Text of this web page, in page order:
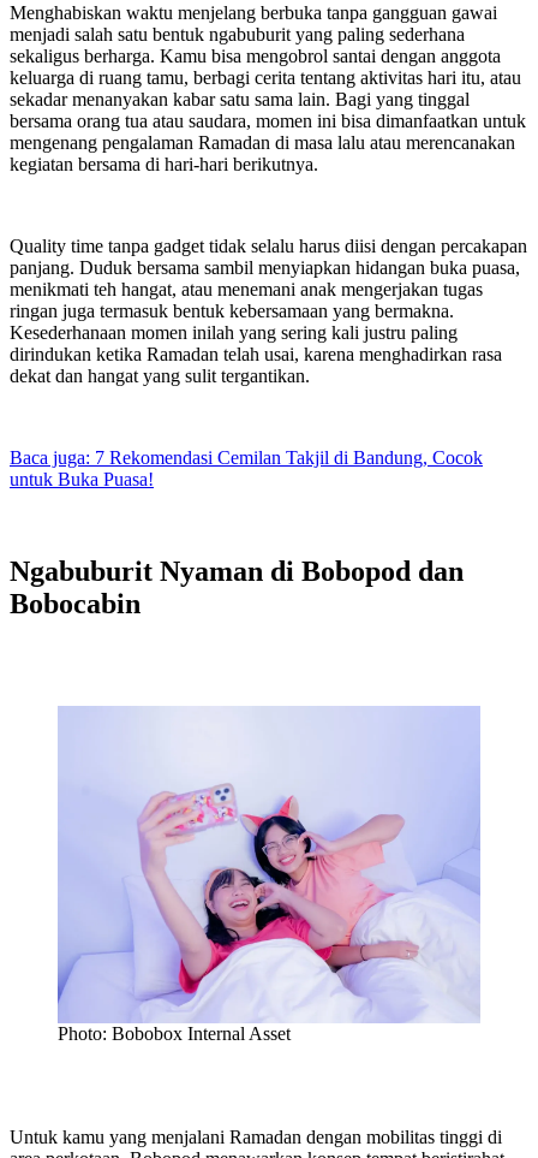
Menghabiskan waktu menjelang berbuka tanpa gangguan gawai
menjadi salah satu bentuk ngabuburit yang paling sederhana
sekaligus berharga. Kamu bisa mengobrol santai dengan anggota
keluarga di ruang tamu, berbagi cerita tentang aktivitas hari itu, atau
sekadar menanyakan kabar satu sama lain. Bagi yang tinggal
bersama orang tua atau saudara, momen ini bisa dimanfaatkan untuk
mengenang pengalaman Ramadan di masa lalu atau merencanakan
kegiatan bersama di hari-hari berikutnya.
Quality time tanpa gadget tidak selalu harus diisi dengan percakapan
panjang. Duduk bersama sambil menyiapkan hidangan buka puasa,
menikmati teh hangat, atau menemani anak mengerjakan tugas
ringan juga termasuk bentuk kebersamaan yang bermakna.
Kesederhanaan momen inilah yang sering kali justru paling
dirindukan ketika Ramadan telah usai, karena menghadirkan rasa
dekat dan hangat yang sulit tergantikan.
Baca juga: 7 Rekomendasi Cemilan Takjil di Bandung, Cocok
untuk Buka Puasa!
Ngabuburit Nyaman di Bobopod dan
Bobocabin
Photo: Bobobox Internal Asset
Untuk kamu yang menjalani Ramadan dengan mobilitas tinggi di